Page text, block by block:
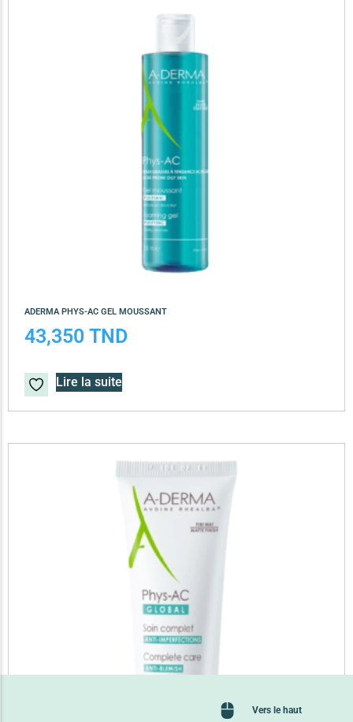
ADERMA PHYS-AC GEL MOUSSANT
43,350 TND
Lire la suite
Vers le haut